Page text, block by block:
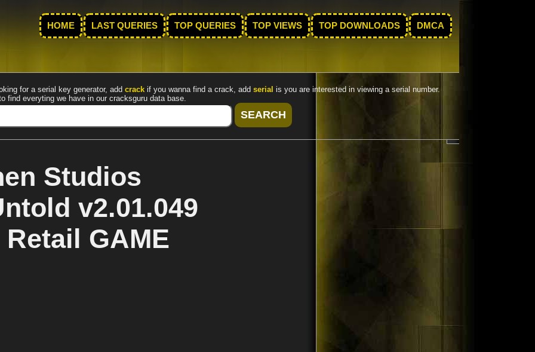
HOME LAST QUERIES TOP QUERIES TOP VIEWS TOP DOWNLOADS DMCA
for a serial key generator, add crack if you wanna find a crack, add serial is you are interested in viewing a serial number.
find everyting we have in our cracksguru data base.
Studios
v2.01.049
GAME